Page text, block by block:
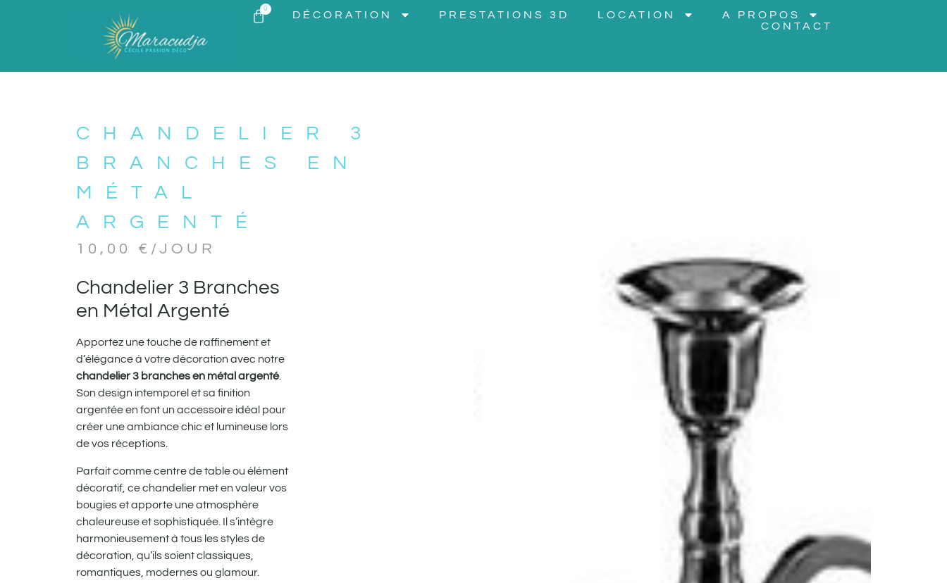
0
DÉCORATION PRESTATIONS 3D LOCATION
A PROPOS
CONTACT
CHANDELIER 3
BRANCHES EN
MÉTAL
ARGENTÉ
10,00 € /JOUR
Chandelier 3 Branches
en Métal Argenté
Apportez une touche de raffinement et
d’élégance à votre décoration avec notre
chandelier 3 branches en métal argenté.
Son design intemporel et sa finition
argentée en font un accessoire idéal pour
créer une ambiance chic et lumineuse lors
de vos réceptions.
Parfait comme centre de table ou élément
décoratif, ce chandelier met en valeur vos
bougies et apporte une atmosphère
chaleureuse et sophistiquée. Il s’intègre
harmonieusement à tous les styles de
décoration, qu’ils soient classiques,
romantiques, modernes ou glamour.